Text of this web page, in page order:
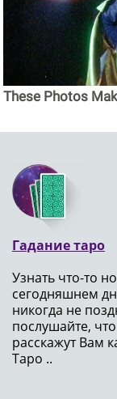
These Photos
Гадание таро
Узнать что-то
сегодняшнем
никогда не
послушайте, что
расскажут Вам
Таро ..